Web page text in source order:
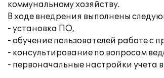
коммунальному хозяйству.
В ходе внедрения выполнены
- установка ПО,
- обучение пользователей работе с
- консультирование по вопросам
- первоначальные настройки учета